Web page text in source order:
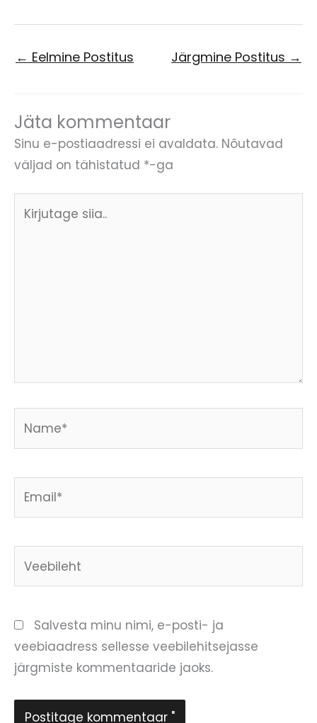
← Eelmine Postitus Järgmine Postitus →
Jäta kommentaar
Sinu e-postiaadressi ei avaldata. Nõutavad
väljad on tähistatud *-ga
siia..
Salvesta minu nimi, e-posti- ja
veebiaadress sellesse veebilehitsejasse
järgmiste kommentaaride jaoks.